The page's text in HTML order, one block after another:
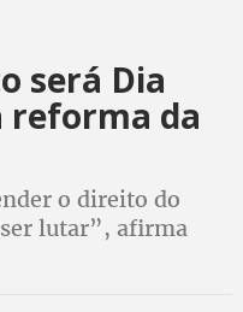
será Dia
reforma da
o direito do
lutar”, afirma